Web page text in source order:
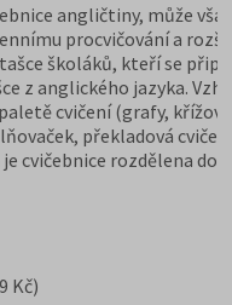
angličtiny, může
procvičování a
školáků, kteří se
z anglického jazyka.
cvičení (grafy,
překladová
cvičebnice rozdělena do
Kč)